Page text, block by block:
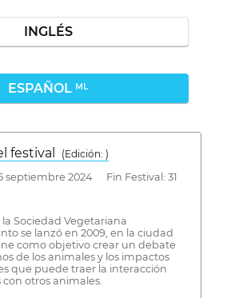
INGLÉS
ESPAÑOL ML
festival
( Edición: )
septiembre 2024 Fin Festival: 31
Sociedad Vegetariana
se lanzó en 2009, en la ciudad
como objetivo crear un debate
de los animales y los impactos
que puede traer la interacción
otros animales.